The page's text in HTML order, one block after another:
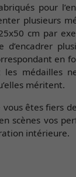
pour
plusieurs
cm par
d’encadrer
en
médailles
méritent.
êtes fiers
scènes vos
intérieure.